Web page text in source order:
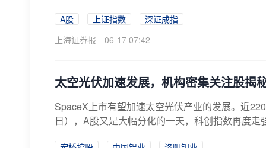
A股 上证指数
深证成指
上海证券报
06-17 07:42
太空光伏加速发展，机构密集关注股揭
SpaceX上市有望加速太空光伏产业的发展。近
日），A股又是大幅分化的一天，科创指数再度